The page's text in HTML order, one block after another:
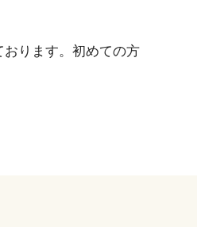
ります。初めての方